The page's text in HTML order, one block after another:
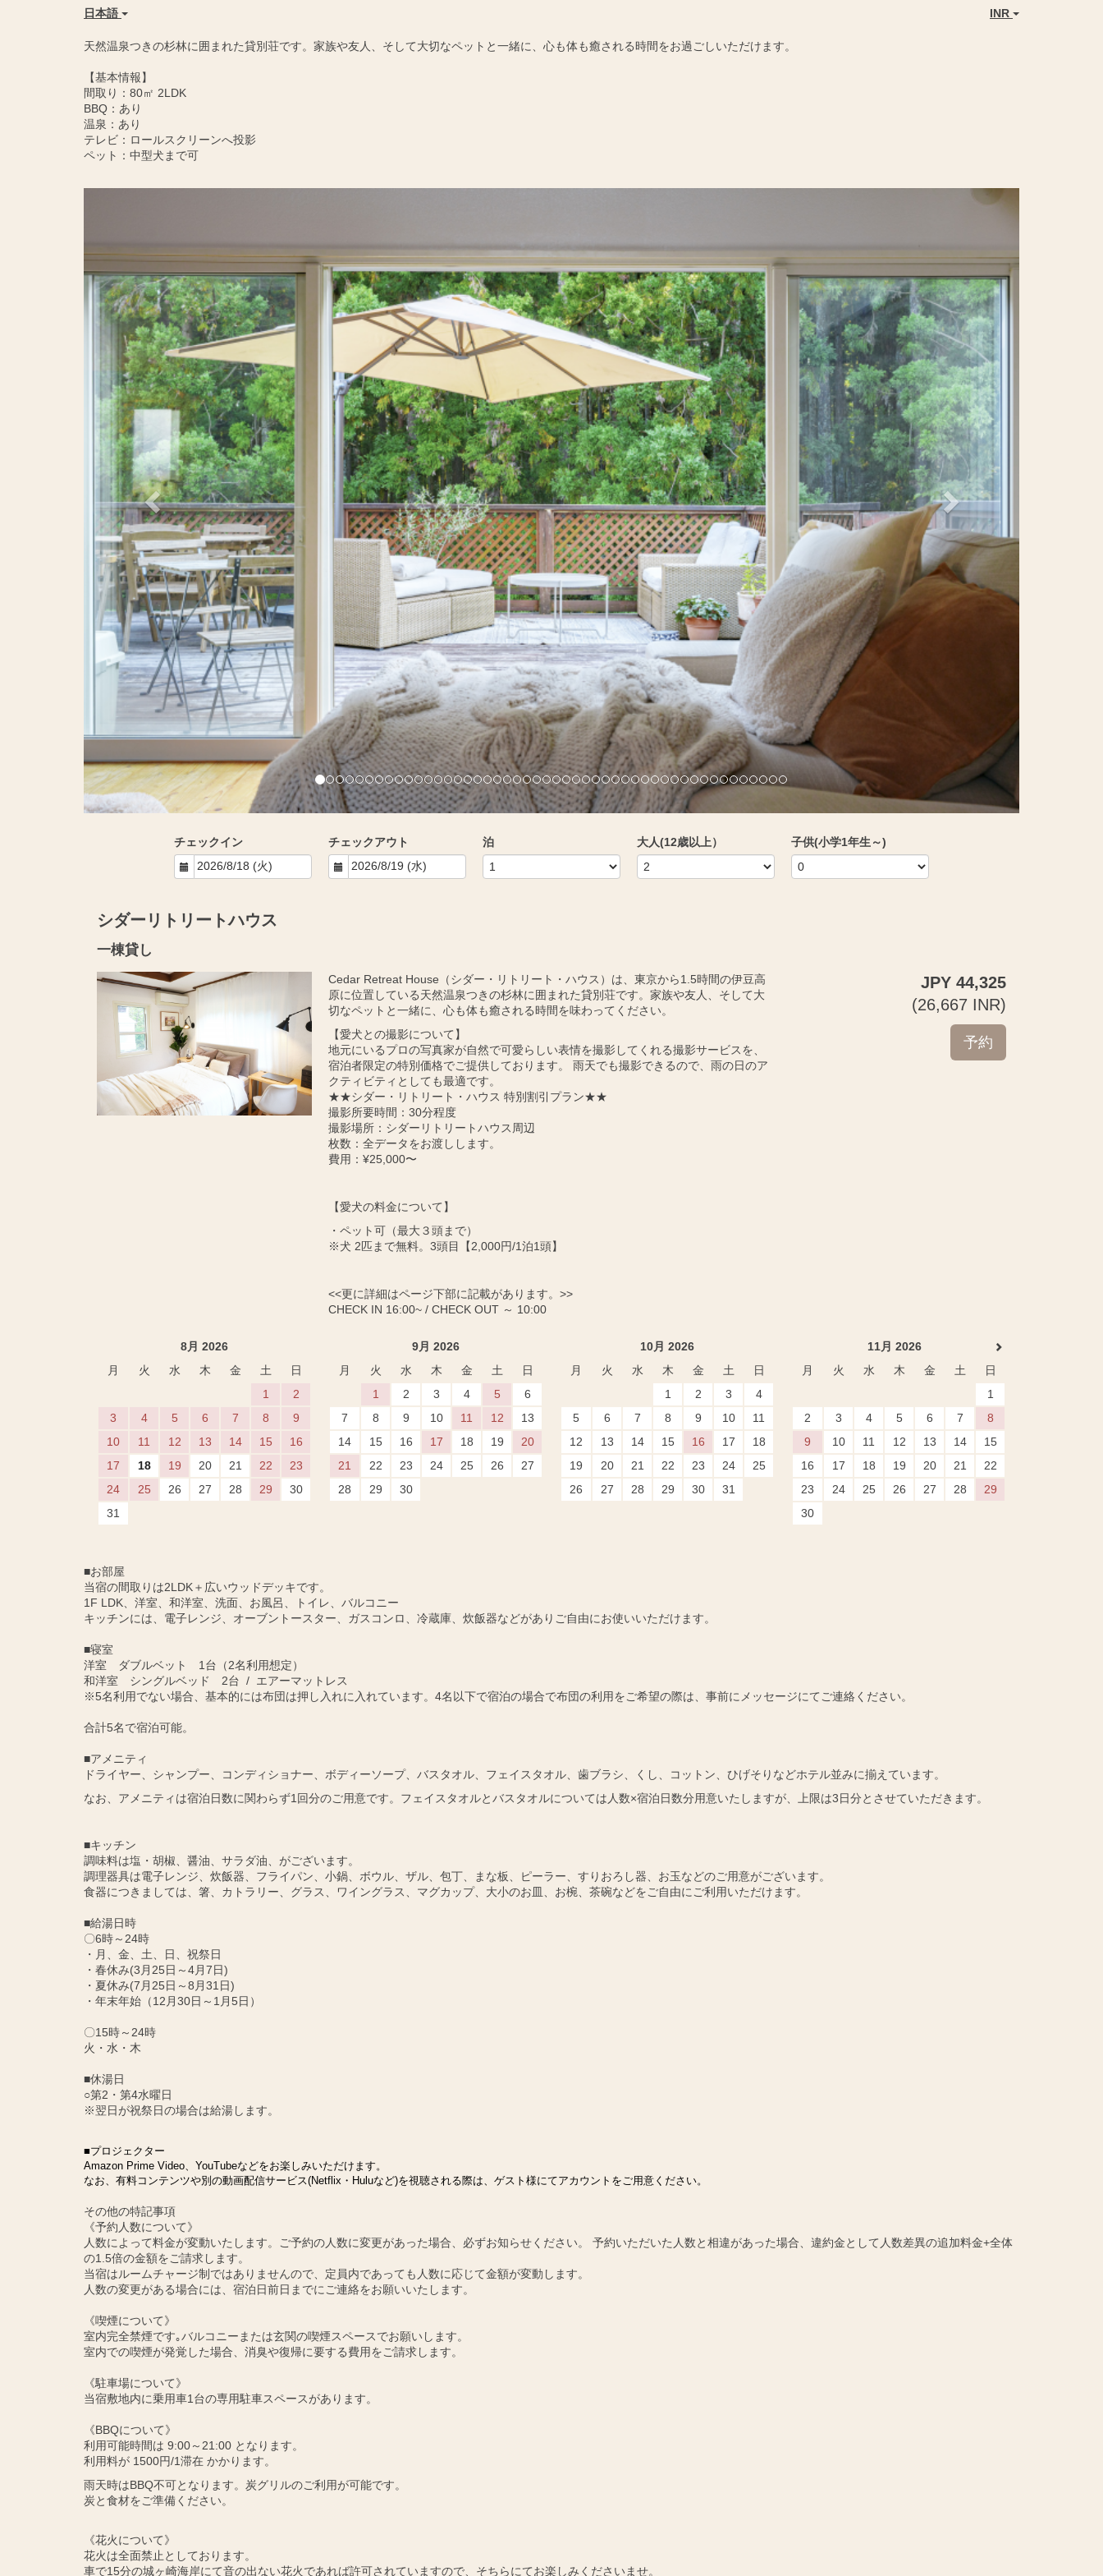
日本語 INR
天然温泉つきの杉林に囲まれた貸別荘です。家族や友人、そして大切なペットと一緒に、心も体も癒される時間をお過ごしいただけます。
【基本情報】
間取り：80㎡ 2LDK
BBQ：あり
温泉：あり
テレビ：ロールスクリーンへ投影
ペット：中型犬まで可
Next
チェックイン チェックアウト 泊 大人(12歳以上） 子供(小学1年生～)
シダーリトリートハウス
一棟貸し
Cedar Retreat House（シダー・リトリート・ハウス）は、東京から1.5時間の伊豆高
原に位置している天然温泉つきの杉林に囲まれた貸別荘です。家族や友人、そして大
切なペットと一緒に、心も体も癒される時間を味わってください。
【愛犬との撮影について】
地元にいるプロの写真家が自然で可愛らしい表情を撮影してくれる撮影サービスを、
宿泊者限定の特別価格でご提供しております。 雨天でも撮影できるので、雨の日のア
クティビティとしても最適です。
★★シダー・リトリート・ハウス 特別割引プラン★★
撮影所要時間：30分程度
撮影場所：シダーリトリートハウス周辺
枚数：全データをお渡しします。
費用：¥25,000〜
【愛犬の料金について】
・ペット可（最大３頭まで）
※犬 2匹まで無料。3頭目【2,000円/1泊1頭】
<<更に詳細はページ下部に記載があります。>>
CHECK IN 16:00~ / CHECK OUT ～ 10:00
JPY 44,325
(26,667 INR)
8月 2026
月
火 水 木 金 土
日
1
2
3
4 5 6 7 8
9
10
11 12 13 14 15
16
17
18 19 20 21 22
23
24
25 26 27 28 29
30
31
9月 2026
月
火 水 木 金 土
日
1
2 3 4 5
6
7
8 9 10 11 12
13
14
15 16 17 18 19
20
21
22 23 24 25 26
27
28
29 30
10月 2026
月
火 水 木 金 土
日
1
2 3
4
5
6 7 8 9 10
11
12
13 14 15 16 17
18
19
20 21 22 23 24
25
26
27 28 29 30 31
11月 2026
月
火 水 木 金 土
日
1
2
3 4 5 6 7
8
9
10 11 12 13 14
15
16
17 18 19 20 21
22
23
24 25 26 27 28
29
30
■お部屋
当宿の間取りは2LDK＋広いウッドデッキです。
1F LDK、洋室、和洋室、洗面、お風呂、トイレ、バルコニー
キッチンには、電子レンジ、オーブントースター、ガスコンロ、冷蔵庫、炊飯器などがありご自由にお使いいただけます。
■寝室
洋室 ダブルベット 1台（2名利用想定）
和洋室 シングルベッド 2台 / エアーマットレス
※5名利用でない場合、基本的には布団は押し入れに入れています。4名以下で宿泊の場合で布団の利用をご希望の際は、事前にメッセージにてご連絡ください。
合計5名で宿泊可能。
■アメニティ
ドライヤー、シャンプー、コンディショナー、ボディーソープ、バスタオル、フェイスタオル、歯ブラシ、くし、コットン、ひげそりなどホテル並みに揃えています。
なお、アメニティは宿泊日数に関わらず1回分のご用意です。フェイスタオルとバスタオルについては人数×宿泊日数分用意いたしますが、上限は3日分とさせていただきます。
■キッチン
調味料は塩・胡椒、醤油、サラダ油、がございます。
調理器具は電子レンジ、炊飯器、フライパン、小鍋、ボウル、ザル、包丁、まな板、ピーラー、すりおろし器、お玉などのご用意がございます。
食器につきましては、箸、カトラリー、グラス、ワイングラス、マグカップ、大小のお皿、お椀、茶碗などをご自由にご利用いただけます。
■給湯日時
〇6時～24時
・月、金、土、日、祝祭日
・春休み(3月25日～4月7日)
・夏休み(7月25日～8月31日)
・年末年始（12月30日～1月5日）
〇15時～24時
火・水・木
■休湯日
○第2・第4水曜日
※翌日が祝祭日の場合は給湯します。
■プロジェクター
Amazon Prime Video、YouTubeなどをお楽しみいただけます。
なお、有料コンテンツや別の動画配信サービス(Netflix・Huluなど)を視聴される際は、ゲスト様にてアカウントをご用意ください。
その他の特記事項
《予約人数について》
人数によって料金が変動いたします。ご予約の人数に変更があった場合、必ずお知らせください。 予約いただいた人数と相違があった場合、違約金として人数差異の追加料金+全体
の1.5倍の金額をご請求します。
当宿はルームチャージ制ではありませんので、定員内であっても人数に応じて金額が変動します。
人数の変更がある場合には、宿泊日前日までにご連絡をお願いいたします。
《喫煙について》
室内完全禁煙です｡バルコニーまたは玄関の喫煙スペースでお願いします。
室内での喫煙が発覚した場合、消臭や復帰に要する費用をご請求します。
《駐車場について》
当宿敷地内に乗用車1台の専用駐車スペースがあります。
《BBQについて》
利用可能時間は 9:00～21:00 となります。
利用料が 1500円/1滞在 かかります。
雨天時はBBQ不可となります。炭グリルのご利用が可能です。
炭と食材をご準備ください。
《花火について》
花火は全面禁止としております。
車で15分の城ヶ崎海岸にて音の出ない花火であれば許可されていますので、そちらにてお楽しみくださいませ。